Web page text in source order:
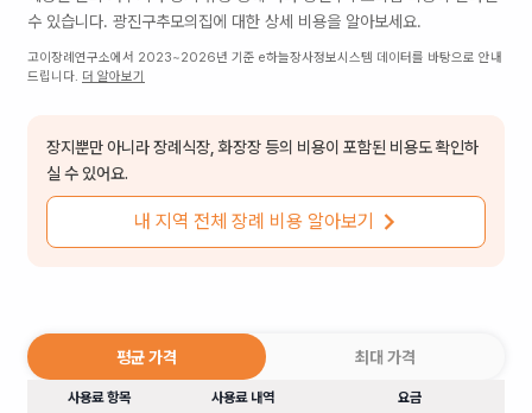
수 있습니다. 광진구추모의집에 대한 상세 비용을 알아보세요.
고이장례연구소에서 2023~2026년 기준 e하늘장사정보시스템 데이터를 바탕으로 안내
드립니다. 더 알아보기
장지뿐만 아니라 장례식장, 화장장 등의 비용이 포함된 비용도 확인하
실 수 있어요.
내 지역 전체 장례 비용 알아보기
평균 가격 최대 가격
사용료 항목 사용료 내역 요금